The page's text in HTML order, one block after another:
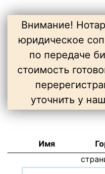
Внимание!
юридическое
по передаче
стоимость
уточнить у
Имя